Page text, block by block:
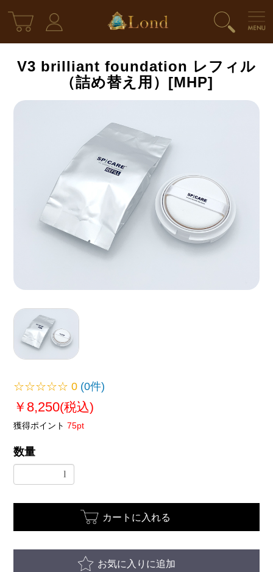
V3 brilliant foundation レフィル
（詰め替え用）[MHP]
☆☆☆☆☆0 (0件)
￥8,250(税込)
獲得ポイント 75pt
数量
カートに入れる
お気に入りに追加